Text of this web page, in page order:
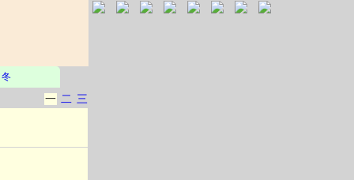
冬
一 二 三